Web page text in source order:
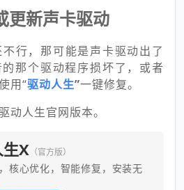
更新声卡驱动
行，那可能是声卡驱动出了
那个驱动程序损坏了，或者
用“驱动人生”一键修复。
动人生官网版本。
X （官方版）
核心优化，智能修复，安装无